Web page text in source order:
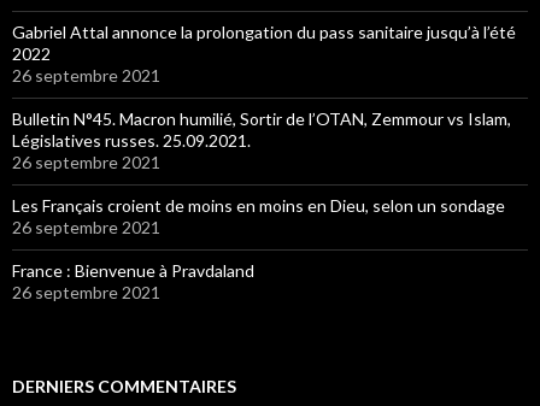
Gabriel Attal annonce la prolongation du pass sanitaire jusqu’à l’été
2022
26 septembre 2021
Bulletin N°45. Macron humilié, Sortir de l’OTAN, Zemmour vs Islam,
Législatives russes. 25.09.2021.
26 septembre 2021
Les Français croient de moins en moins en Dieu, selon un sondage
26 septembre 2021
France : Bienvenue à Pravdaland
26 septembre 2021
DERNIERS COMMENTAIRES